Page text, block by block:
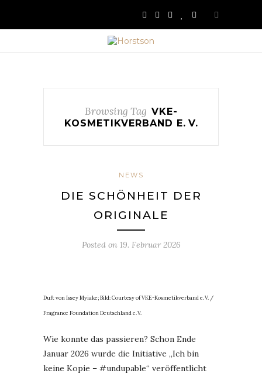
Browsing Tag VKE-
KOSMETIKVERBAND E. V.
NEWS
DIE SCHÖNHEIT DER
ORIGINALE
Posted on 19. Februar 2026
Duft von Issey Myiake; Bild: Courtesy of VKE-Kosmetikverband e. V. /
Fragrance Foundation Deutschland e. V.
Wie konnte das passieren? Schon Ende
Januar 2026 wurde die Initiative „Ich bin
keine Kopie – #undupable“ veröffentlicht